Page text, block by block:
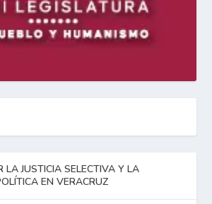
LA JUSTICIA SELECTIVA Y LA
EN VERACRUZ